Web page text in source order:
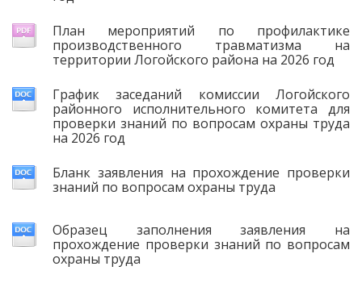
План мероприятий по профилактике
производственного травматизма на
территории Логойского района на 2026 год
График заседаний комиссии Логойского
районного исполнительного комитета для
проверки знаний по вопросам охраны труда
на 2026 год
Бланк заявления на прохождение проверки
знаний по вопросам охраны труда
Образец заполнения заявления на
прохождение проверки знаний по вопросам
охраны труда